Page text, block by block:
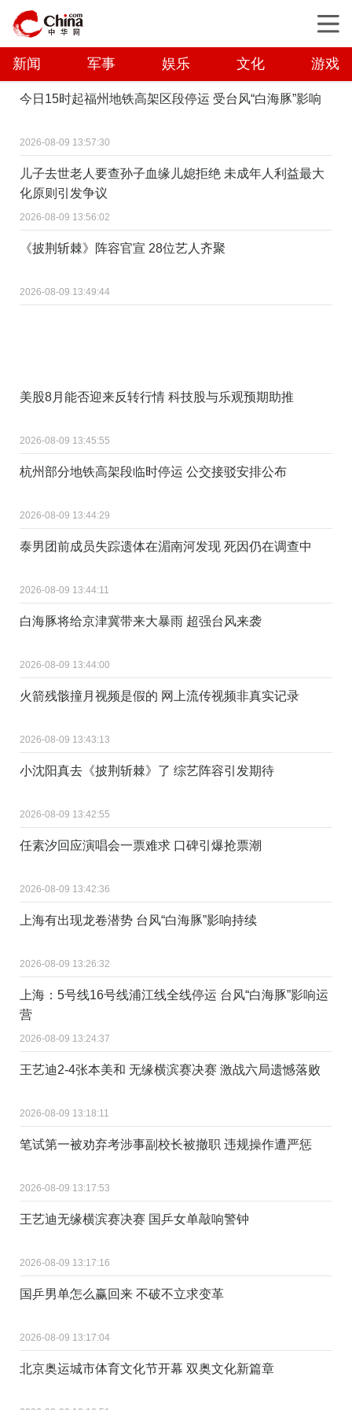
新闻 军事 娱乐 文化 游戏
今日15时起福州地铁高架区段停运 受台风“白海豚”影响
2026-08-09 13:57:30
儿子去世老人要查孙子血缘儿媳拒绝 未成年人利益最大
化原则引发争议
2026-08-09 13:56:02
《披荆斩棘》阵容官宣 28位艺人齐聚
2026-08-09 13:49:44
美股8月能否迎来反转行情 科技股与乐观预期助推
2026-08-09 13:45:55
杭州部分地铁高架段临时停运 公交接驳安排公布
2026-08-09 13:44:29
泰男团前成员失踪遗体在湄南河发现 死因仍在调查中
2026-08-09 13:44:11
白海豚将给京津冀带来大暴雨 超强台风来袭
2026-08-09 13:44:00
火箭残骸撞月视频是假的 网上流传视频非真实记录
2026-08-09 13:43:13
小沈阳真去《披荆斩棘》了 综艺阵容引发期待
2026-08-09 13:42:55
任素汐回应演唱会一票难求 口碑引爆抢票潮
2026-08-09 13:42:36
上海有出现龙卷潜势 台风“白海豚”影响持续
2026-08-09 13:26:32
上海：5号线16号线浦江线全线停运 台风“白海豚”影响运
营
2026-08-09 13:24:37
王艺迪2-4张本美和 无缘横滨赛决赛 激战六局遗憾落败
2026-08-09 13:18:11
笔试第一被劝弃考涉事副校长被撤职 违规操作遭严惩
2026-08-09 13:17:53
王艺迪无缘横滨赛决赛 国乒女单敲响警钟
2026-08-09 13:17:16
国乒男单怎么赢回来 不破不立求变革
2026-08-09 13:17:04
北京奥运城市体育文化节开幕 双奥文化新篇章